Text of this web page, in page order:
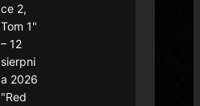
ce 2,
Tom 1"
– 12
sierpni
a 2026
"Red